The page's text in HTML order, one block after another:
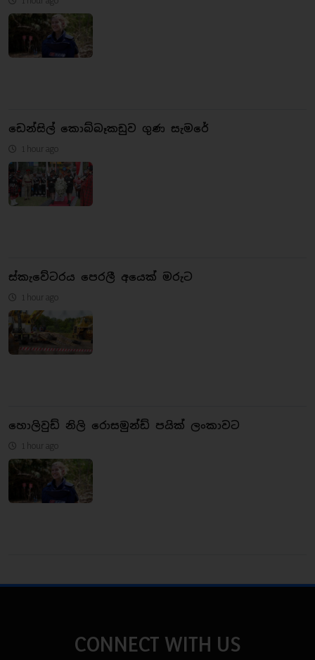
ඩෙන්සිල් කොබ්බෑකඩුව ගුණ සැමරේ
1 hour ago
ස්කැවේටරය පෙරලී අයෙක් මරුට
1 hour ago
හොලිවුඩ් නිලි රොසමුන්ඩ් පයික් ලංකාවට
1 hour ago
CONNECT WITH US